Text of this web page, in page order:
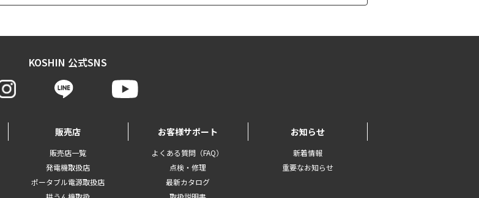
KOSHIN 公式SNS
販売店
販売店一覧
発電機取扱店
ポータブル電源取扱店
お客様サポート
よくある質問（FAQ）
点検・修理
最新カタログ
お知らせ
新着情報
重要なお知らせ